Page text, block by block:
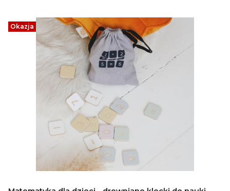
Okazja